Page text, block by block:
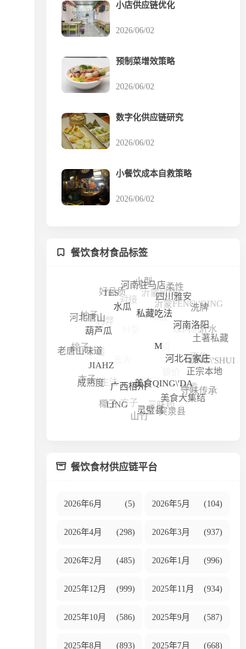
小店供应链优化
2026/06/02
预制菜增效策略
2026/06/02
数字化供应链研究
2026/06/02
小餐饮成本自救策略
2026/06/02
餐饮食材食品标签
锁价
五大
M型
降级
绞肉机
体虚
三味药
养生法
渗透
利弊
对接
沂蒙风情
沂蒙FENG\'QING
沂水
LING\'SHUI
守味传承
突泉县
山竹
椰子
杏子
桃子
柚子
好品质
小型
柔性
洗牌
土著私藏
正宗本地
美食大集结
灵璧县
LING
成熟度
老唐山味道
河北唐山
TES
河南驻马店
四川雅安
河南洛阳
河北石家庄
美食QING\'DA
广西梧州
JIAHZ
水瓜
私藏吃法
M
餐饮食材供应链平台
2026年6月 (5) 2026年5月 (104)
2026年4月 (298) 2026年3月 (937)
2026年2月 (485) 2026年1月 (996)
2025年12月 (999) 2025年11月 (934)
2025年10月 (586) 2025年9月 (587)
2025年8月 (893) 2025年7月 (668)